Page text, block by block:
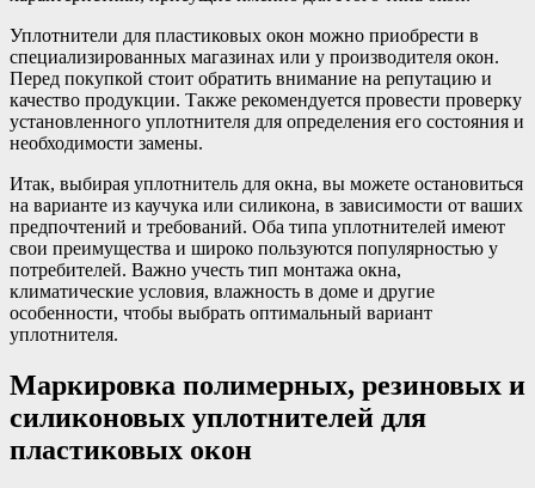
Уплотнители для пластиковых окон можно приобрести в
специализированных магазинах или у производителя окон.
Перед покупкой стоит обратить внимание на репутацию и
качество продукции. Также рекомендуется провести проверку
установленного уплотнителя для определения его состояния и
необходимости замены.
Итак, выбирая уплотнитель для окна, вы можете остановиться
на варианте из каучука или силикона, в зависимости от ваших
предпочтений и требований. Оба типа уплотнителей имеют
свои преимущества и широко пользуются популярностью у
потребителей. Важно учесть тип монтажа окна,
климатические условия, влажность в доме и другие
особенности, чтобы выбрать оптимальный вариант
уплотнителя.
Маркировка полимерных, резиновых и
силиконовых уплотнителей для
пластиковых окон